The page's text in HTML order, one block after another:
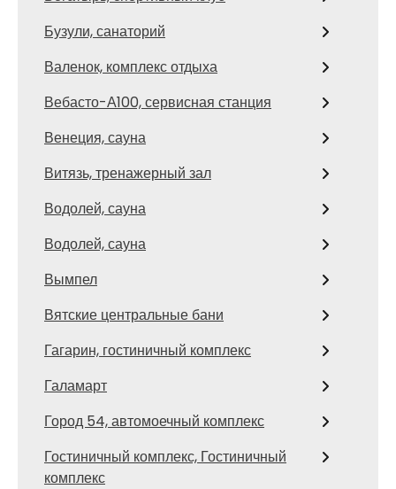
Бузули, санаторий
Валенок, комплекс отдыха
Вебасто-А100, сервисная станция
Венеция, сауна
Витязь, тренажерный зал
Водолей, сауна
Водолей, сауна
Вымпел
Вятские центральные бани
Гагарин, гостиничный комплекс
Галамарт
Город 54, автомоечный комплекс
Гостиничный комплекс, Гостиничный
комплекс